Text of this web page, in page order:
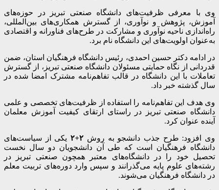
وی با معرفی ظرفیت‌های دانشگاه صنعتی تبریز در حوزه‌های
آموزش، پژوهش و نوآوری، از گسترش همکاری‌های بین‌المللی،
راه‌اندازی ناحیه نوآوری و مشارکت در طرح‌های فناورانه و اقتصادی
به‌عنوان اولویت‌های این دانشگاه نام برد.
در ادامه دکتر حسین احمدی، رئیس دانشگاه فرهنگیان استان، ضمن
قدردانی از نگاه حمایتی مسئولان دانشگاه صنعتی تبریز، از گسترش
تعاملات با این دانشگاه در قالب تفاهم‌نامه مشترک امضا شده در
سال گذشته خبر داد.
وی هدف این تفاهم‌نامه را استفاده از ظرفیت‌های تخصصی و علمی
دانشگاه صنعتی تبریز در راستای ارتقای کیفیت آموزش معلمان
آینده عنوان کرد.
وی افزود: طرح جذب دانشجو به روش
یکی از سیاست‌های
دانشگاه فرهنگیان است که طی آن دانشجویان دو سال نخست
تحصیل خود را در دانشگاه‌های معتبر همچون صنعتی تبریز در
رشته‌های علوم پایه می‌گذرانند و سپس وارد دوره‌های تربیت معلم
در دانشگاه فرهنگیان می‌شوند.